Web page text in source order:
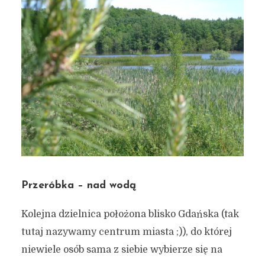
Przeróbka – nad wodą
Kolejna dzielnica położona blisko Gdańska (tak
tutaj nazywamy centrum miasta ;)), do której
niewiele osób sama z siebie wybierze się na